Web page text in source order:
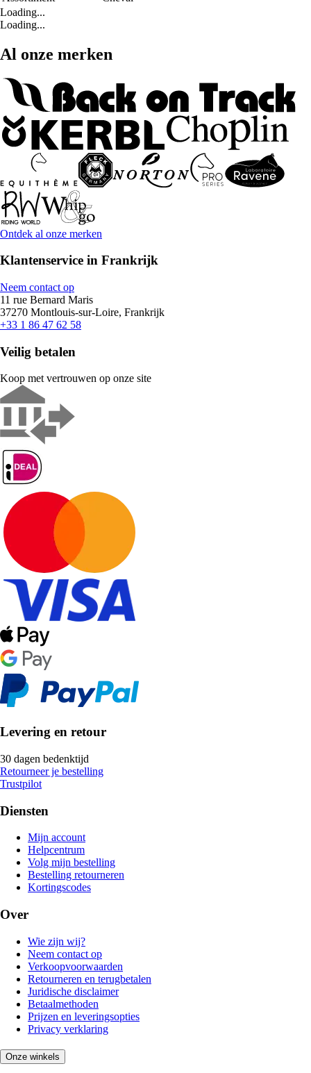
Loading...
Loading...
Al onze merken
Ontdek al onze merken
Klantenservice in Frankrijk
Neem contact op
11 rue Bernard Maris
37270 Montlouis-sur-Loire, Frankrijk
+33 1 86 47 62 58
Veilig betalen
Koop met vertrouwen op onze site
Levering en retour
30 dagen bedenktijd
Retourneer je bestelling
Trustpilot
Diensten
Mijn account
Helpcentrum
Volg mijn bestelling
Bestelling retourneren
Kortingscodes
Over
Wie zijn wij?
Neem contact op
Verkoopvoorwaarden
Retourneren en terugbetalen
Juridische disclaimer
Betaalmethoden
Prijzen en leveringsopties
Privacy verklaring
Onze winkels